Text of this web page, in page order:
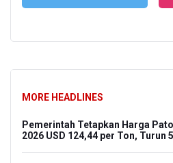
MORE HEADLINES
Pemerintah Tetapkan Harga
2026 USD 124,44 per Ton, Turun